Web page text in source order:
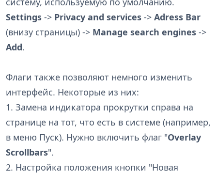
Settings -> Privacy and services -> Adress Bar
(внизу страницы) -> Manage search engines ->
Add.
Флаги также позволяют немного изменить
интерфейс. Некоторые из них:
1. Замена индикатора прокрутки справа на
странице на тот, что есть в системе (например,
в меню Пуск). Нужно включить флаг "Overlay
Scrollbars".
2. Настройка положения кнопки "Новая